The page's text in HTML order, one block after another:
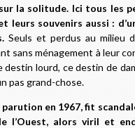
la solitude. Ici tous les
souvenirs aussi :
Seuls et perdus au milieu
sans ménagement à leur
destin lourd, ce destin de
pas grand-chose.
en 1967, fit
l’Ouest, alors viril et